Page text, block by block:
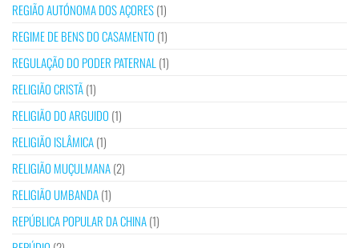
REGIÃO AUTÓNOMA DOS AÇORES(1)
REGIME DE BENS DO CASAMENTO (1)
REGULAÇÃO DO PODER PATERNAL (1)
RELIGIÃO CRISTÃ(1)
RELIGIÃO DO ARGUIDO (1)
RELIGIÃO ISLÂMICA(1)
RELIGIÃO MUÇULMANA(2)
RELIGIÃO UMBANDA(1)
REPÚBLICA POPULAR DA CHINA(1)